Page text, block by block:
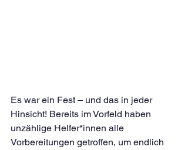
Es war ein Fest – und das in jeder
Hinsicht! Bereits im Vorfeld haben
unzählige Helfer*innen alle
Vorbereitungen getroffen, um endlich